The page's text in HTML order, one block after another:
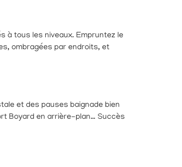
à tous les niveaux. Empruntez le
ombragées par endroits, et
et des pauses baignade bien
Boyard en arrière-plan… Succès